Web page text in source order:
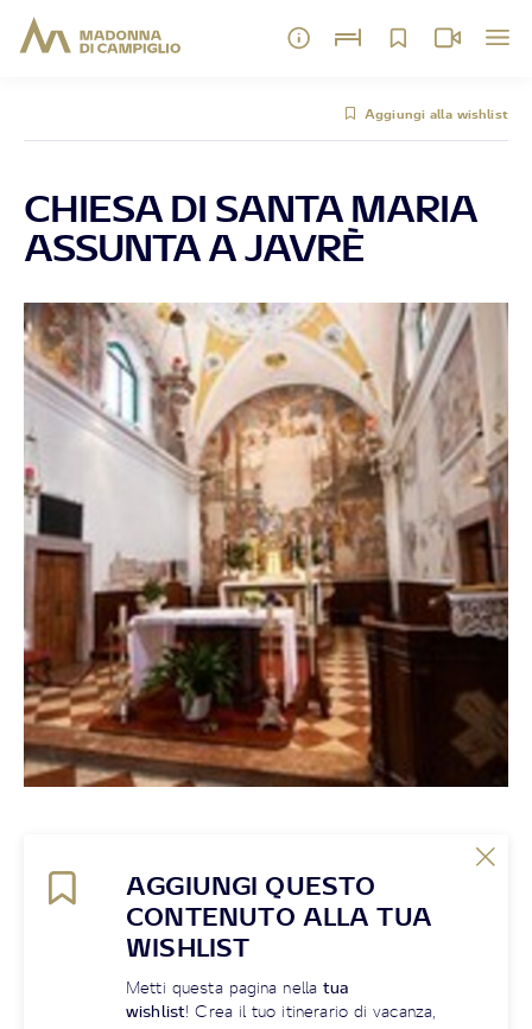
Aggiungi alla wishlist
CHIESA DI SANTA MARIA
ASSUNTA A JAVRÈ
AGGIUNGI QUESTO
CONTENUTO ALLA TUA
WISHLIST
Metti questa pagina nellatua
wishlist! Crea il tuo itinerario di vacanza,